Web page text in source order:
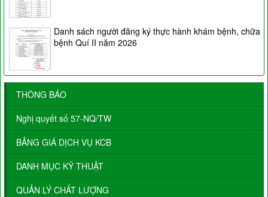
Danh sách người đăng ký thực hành khám bệnh, chữa
bệnh Quí II năm 2026
THÔNG BÁO
Nghị quyết số 57-NQ/TW
BẢNG GIÁ DỊCH VỤ KCB
DANH MỤC KỸ THUẬT
QUẢN LÝ CHẤT LƯỢNG